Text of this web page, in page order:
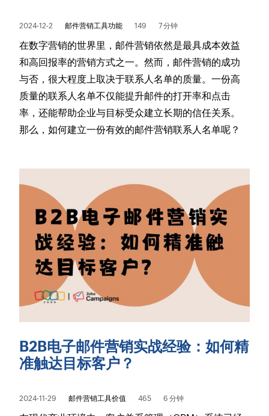
2024-12-2 邮件营销工具功能 149 7 分钟
在数字营销的世界里，邮件营销依然是最具成本效益
和高回报率的营销方式之一。然而，邮件营销的成功
与否，很大程度上取决于联系人名单的质量。一份高
质量的联系人名单不仅能提升邮件的打开率和点击
率，还能帮助企业与目标受众建立长期的信任关系。
那么，如何建立一份有效的邮件营销联系人名单呢？
B2B电子邮件营销实战经验：如何精
准触达目标客户？
2024-11-29 邮件营销工具价值 465 6 分钟